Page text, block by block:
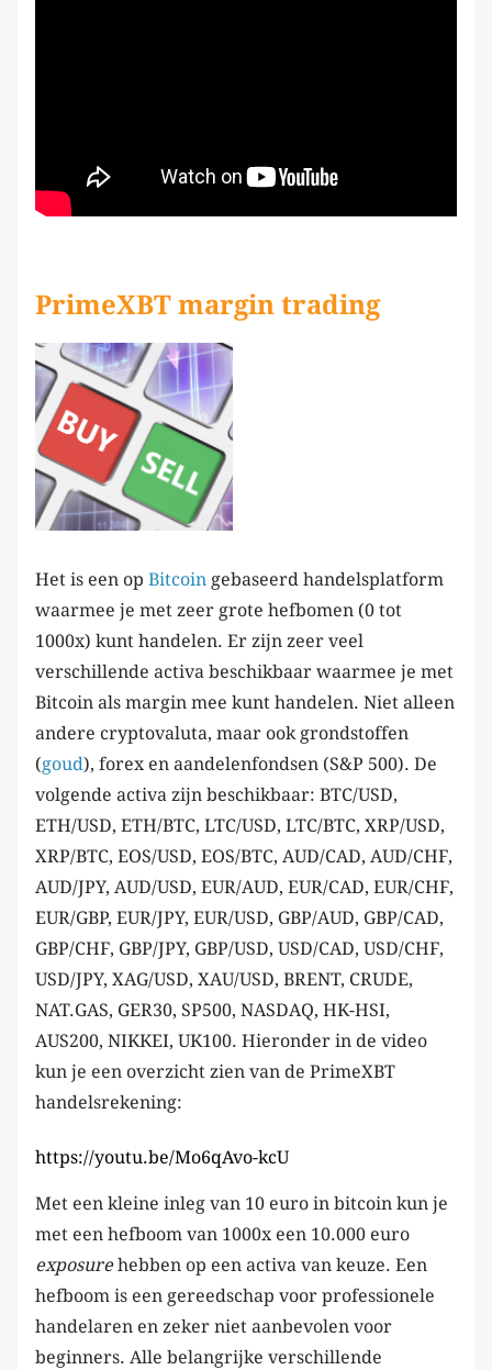
PrimeXBT margin trading
Het is een op Bitcoin gebaseerd handelsplatform
waarmee je met zeer grote hefbomen (0 tot
1000x) kunt handelen. Er zijn zeer veel
verschillende activa beschikbaar waarmee je met
Bitcoin als margin mee kunt handelen. Niet alleen
andere cryptovaluta, maar ook grondstoffen
(goud), forex en aandelenfondsen (S&P 500). De
volgende activa zijn beschikbaar: BTC/USD,
ETH/USD, ETH/BTC, LTC/USD, LTC/BTC, XRP/USD,
XRP/BTC, EOS/USD, EOS/BTC, AUD/CAD, AUD/CHF,
AUD/JPY, AUD/USD, EUR/AUD, EUR/CAD, EUR/CHF,
EUR/GBP, EUR/JPY, EUR/USD, GBP/AUD, GBP/CAD,
GBP/CHF, GBP/JPY, GBP/USD, USD/CAD, USD/CHF,
USD/JPY, XAG/USD, XAU/USD, BRENT, CRUDE,
NAT.GAS, GER30, SP500, NASDAQ, HK-HSI,
AUS200, NIKKEI, UK100. Hieronder in de video
kun je een overzicht zien van de PrimeXBT
handelsrekening:
https://youtu.be/Mo6qAvo-kcU
Met een kleine inleg van 10 euro in bitcoin kun je
met een hefboom van 1000x een 10.000 euro
exposurehebben op een activa van keuze. Een
hefboom is een gereedschap voor professionele
handelaren en zeker niet aanbevolen voor
beginners. Alle belangrijke verschillende